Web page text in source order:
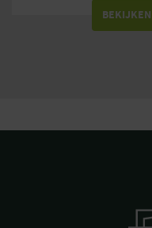
BEKIJKEN